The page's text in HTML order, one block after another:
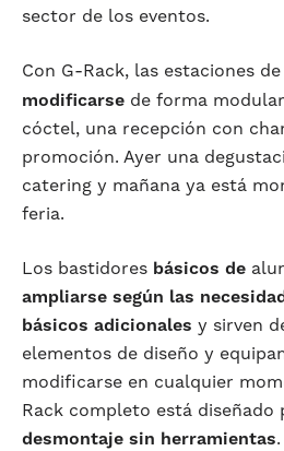
sector de los eventos.
Con G-Rack, las estaciones
modificarse de forma modular
cóctel, una recepción con
promoción. Ayer una
catering y mañana ya está
feria.
Los bastidores básicos de
ampliarse según las
básicos adicionales y sirven
elementos de diseño y
modificarse en cualquier
Rack completo está diseñado
desmontaje sin herramientas